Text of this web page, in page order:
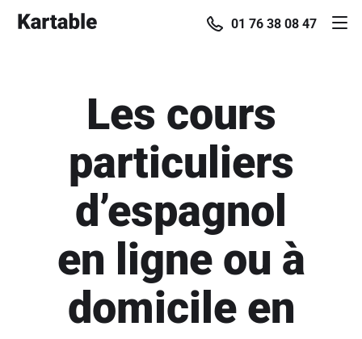
01 76 38 08 47
Les cours
particuliers
d’espagnol
en ligne ou à
domicile en